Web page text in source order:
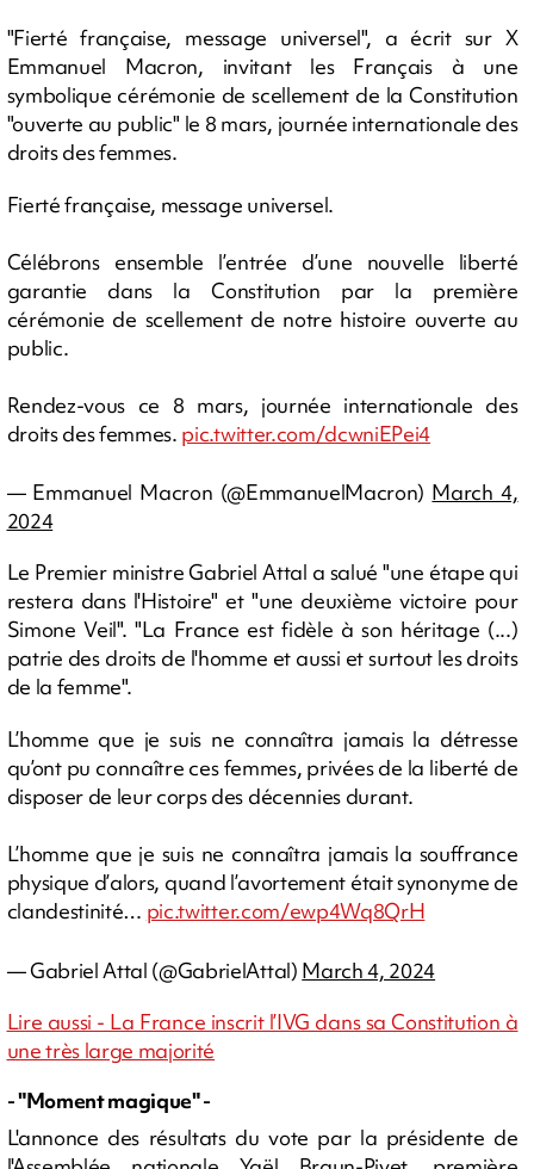
"Fierté française, message universel", a écrit sur X
Emmanuel Macron, invitant les Français à une
symbolique cérémonie de scellement de la Constitution
"ouverte au public" le 8 mars, journée internationale des
droits des femmes.
Fierté française, message universel.
Célébrons ensemble l’entrée d’une nouvelle liberté
garantie dans la Constitution par la première
cérémonie de scellement de notre histoire ouverte au
public.
Rendez-vous ce 8 mars, journée internationale des
droits des femmes. pic.twitter.com/dcwniEPei4
— Emmanuel Macron (@EmmanuelMacron) March 4,
2024
Le Premier ministre Gabriel Attal a salué "une étape qui
restera dans l'Histoire" et "une deuxième victoire pour
Simone Veil". "La France est fidèle à son héritage (...)
patrie des droits de l'homme et aussi et surtout les droits
de la femme".
L’homme que je suis ne connaîtra jamais la détresse
qu’ont pu connaître ces femmes, privées de la liberté de
disposer de leur corps des décennies durant.
L’homme que je suis ne connaîtra jamais la souffrance
physique d’alors, quand l’avortement était synonyme de
clandestinité… pic.twitter.com/ewp4Wq8QrH
— Gabriel Attal (@GabrielAttal) March 4, 2024
Lire aussi - La France inscrit l’IVG dans sa Constitution à
une très large majorité
- "Moment magique" -
L'annonce des résultats du vote par la présidente de